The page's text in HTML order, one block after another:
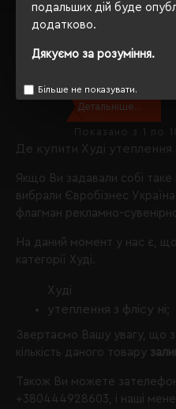
подальших дій буде
додатково.
Дякуємо за розуміння.
Більше не показувати.
Де купити Худі утеплення
Якщо Ви задавали собі
вибрали Євробізнес Україна
флагман рекламно-
На даний момент у нас є,
категорії Худі.
Худі
утеплення з флісу ні;
Звертаємо Вашу увагу, що
кількість даного товару
Також Ви можете
+380444928603 , і наші
Кількість кольорів:
358418(Cutter&Buck)
темно-сірий - 35841896XXL
Детальніше...
Показано з 1 по